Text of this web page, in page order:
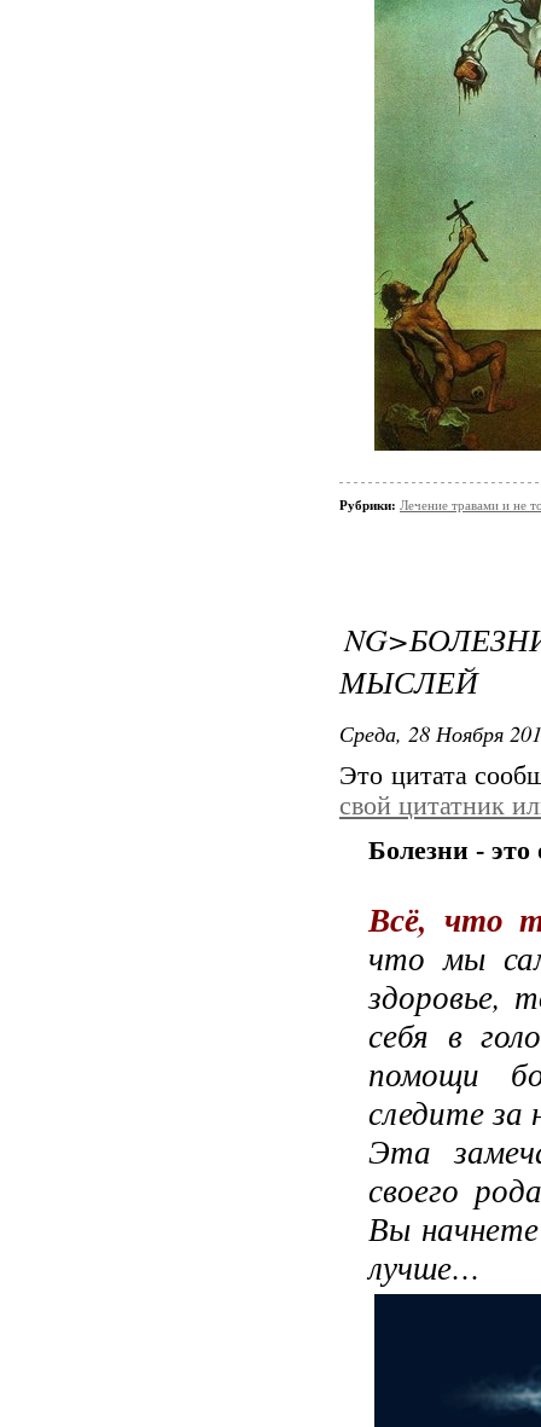
Рубрики: Лечение травами и не
МЫСЛЕЙ
Среда, 28 Ноября
Это цитата
свой цитатник
Болезни -
Всё, что
что мы
здоровье,
себя в
помощи
следите за
Эта
своего
Вы
лучше…